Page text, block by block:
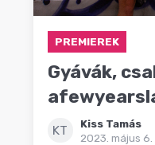
PREMIEREK
Gyávák,
KT
Kiss Tamás
2023. május 6.